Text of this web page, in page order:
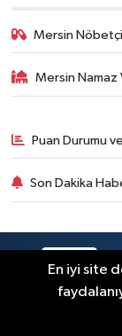
Mersin
Mersin Namaz
Puan Durumu
Son Dakika
En iyi site